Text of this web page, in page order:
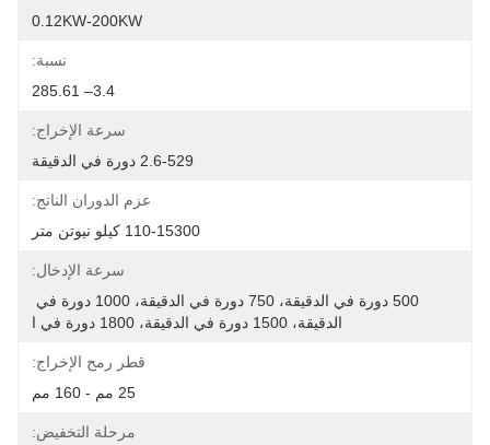
0.12KW-200KW
نسبة:
3.4– 285.61
سرعة الإخراج:
2.6-529 دورة في الدقيقة
عزم الدوران الناتج:
110-15300 كيلو نيوتن متر
سرعة الإدخال:
الدقيقة، 1500 دورة في الدقيقة، 1800 دورة في ا
قطر رمح الإخراج:
25 مم - 160 مم
مرحلة التخفيض: